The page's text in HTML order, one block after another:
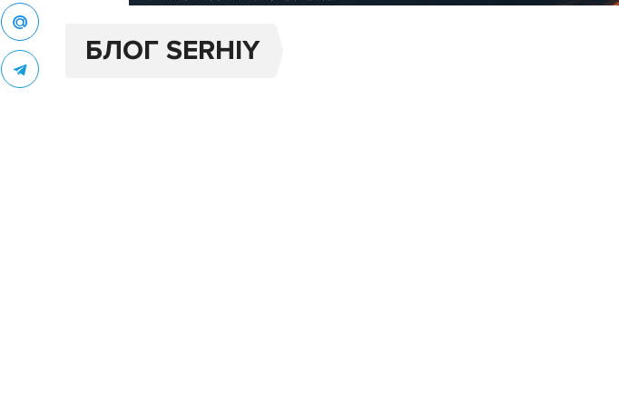
БЛОГ SERHIY